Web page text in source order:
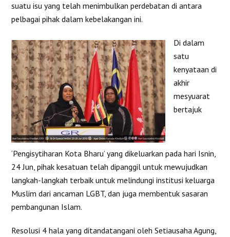
suatu isu yang telah menimbulkan perdebatan di antara
pelbagai pihak dalam kebelakangan ini.
Di dalam
satu
kenyataan di
akhir
mesyuarat
bertajuk
‘Pengisytiharan Kota Bharu’ yang dikeluarkan pada hari Isnin,
24 Jun, pihak kesatuan telah dipanggil untuk mewujudkan
langkah-langkah terbaik untuk melindungi institusi keluarga
Muslim dari ancaman LGBT, dan juga membentuk sasaran
pembangunan Islam.
Resolusi 4 hala yang ditandatangani oleh Setiausaha Agung,